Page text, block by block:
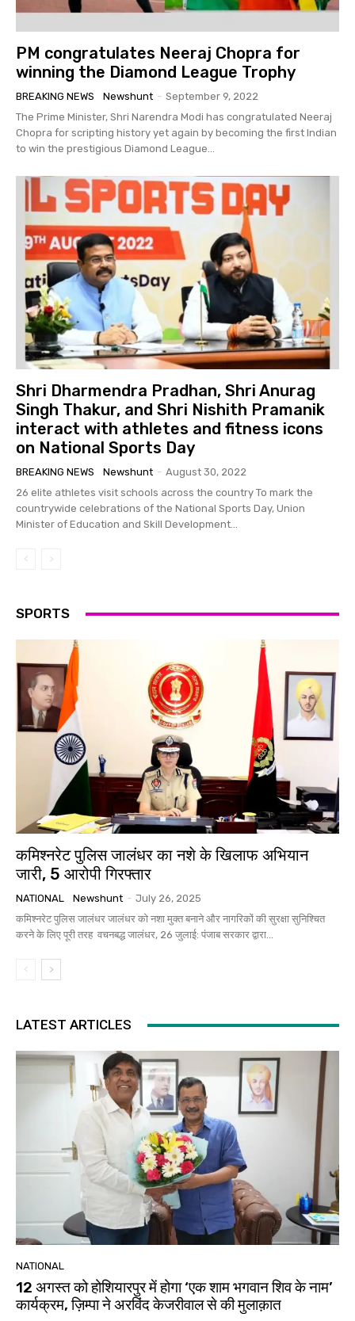
PM congratulates Neeraj Chopra for
winning the Diamond League Trophy
BREAKING NEWS Newshunt - September 9, 2022
The Prime Minister, Shri Narendra Modi has congratulated Neeraj
Chopra for scripting history yet again by becoming the first Indian
to win the prestigious Diamond League...
Shri Dharmendra Pradhan, Shri Anurag
Singh Thakur, and Shri Nishith Pramanik
interact with athletes and fitness icons
on National Sports Day
BREAKING NEWS Newshunt - August 30, 2022
26 elite athletes visit schools across the country To mark the
countrywide celebrations of the National Sports Day, Union
Minister of Education and Skill Development...
SPORTS
कमिश्नरेट पुलिस जालंधर का नशे के खिलाफ अभियान
जारी, 5 आरोपी गिरफ्तार
NATIONAL Newshunt - July 26, 2025
कमिश्नरेट पुलिस जालंधर जालंधर को नशा मुक्त बनाने और नागरिकों की सुरक्षा सुनिश्चित
करने के लिए पूरी तरह वचनबद्ध जालंधर, 26 जुलाई: पंजाब सरकार द्वारा...
LATEST ARTICLES
NATIONAL
12 अगस्त को होशियारपुर में होगा ‘एक शाम भगवान शिव के नाम’
कार्यक्रम, ज़िम्पा ने अरविंद केजरीवाल से की मुलाक़ात